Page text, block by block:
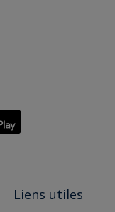
Liens utiles